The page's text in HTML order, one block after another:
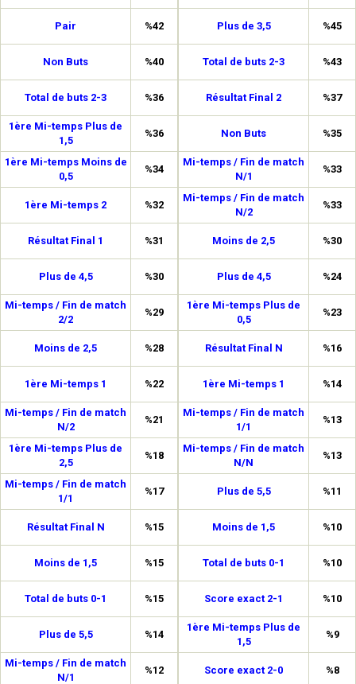
Pair %42
Non Buts %40
Total de buts 2-3 %36
1ère Mi-temps Plus de
1,5
%36
1ère Mi-temps Moins de
0,5
%34
1ère Mi-temps 2 %32
Résultat Final 1 %31
Plus de 4,5 %30
Mi-temps / Fin de match
2/2
%29
Moins de 2,5 %28
1ère Mi-temps 1 %22
Mi-temps / Fin de match
N/2
%21
1ère Mi-temps Plus de
2,5
%18
Mi-temps / Fin de match
1/1
%17
Résultat Final N %15
Moins de 1,5 %15
Total de buts 0-1 %15
Plus de 5,5 %14
Mi-temps / Fin de match
N/1
%12
Plus de 3,5 %45
Total de buts 2-3 %43
Résultat Final 2 %37
Non Buts %35
Mi-temps / Fin de match
N/1
%33
Mi-temps / Fin de match
N/2
%33
Moins de 2,5 %30
Plus de 4,5 %24
1ère Mi-temps Plus de
0,5
%23
Résultat Final N %16
1ère Mi-temps 1 %14
Mi-temps / Fin de match
1/1
%13
Mi-temps / Fin de match
N/N
%13
Plus de 5,5 %11
Moins de 1,5 %10
Total de buts 0-1 %10
Score exact 2-1 %10
1ère Mi-temps Plus de
1,5
%9
Score exact 2-0 %8